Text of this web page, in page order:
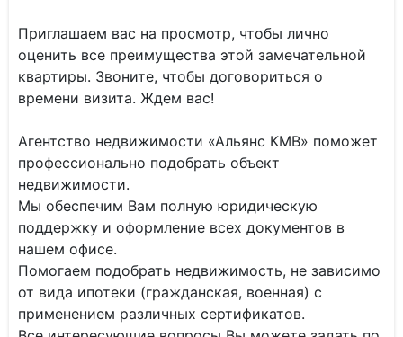
Приглашаем вас на просмотр, чтобы лично
оценить все преимущества этой замечательной
квартиры. Звоните, чтобы договориться о
времени визита. Ждем вас!
Агентство недвижимости «Альянс КМВ» поможет
профессионально подобрать объект
недвижимости.
Мы обеспечим Вам полную юридическую
поддержку и оформление всех документов в
нашем офисе.
Помогаем подобрать недвижимость, не зависимо
от вида ипотеки (гражданская, военная) с
применением различных сертификатов.